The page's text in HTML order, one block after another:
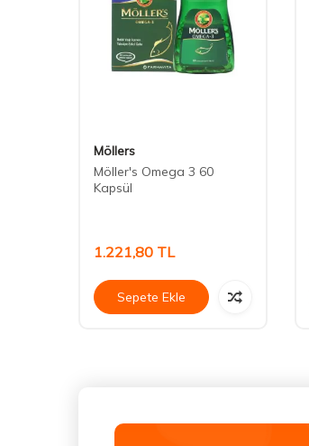
Möllers
Möller's Omega 3 60
Kapsül
1.221,80 TL
Sepete Ekle